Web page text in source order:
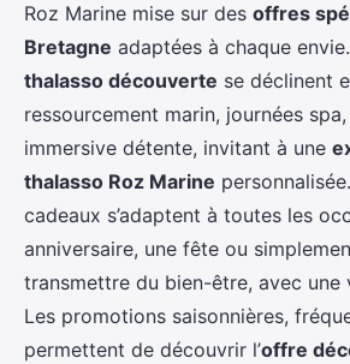
Roz Marine mise sur des offres
Bretagne adaptées à chaque
thalasso découverte se déclinent
ressourcement marin, journées
immersive détente, invitant à une
thalasso Roz Marine
cadeaux s’adaptent à toutes les
anniversaire, une fête ou
transmettre du bien-être, avec une
Les promotions saisonnières,
permettent de découvrir l’offre